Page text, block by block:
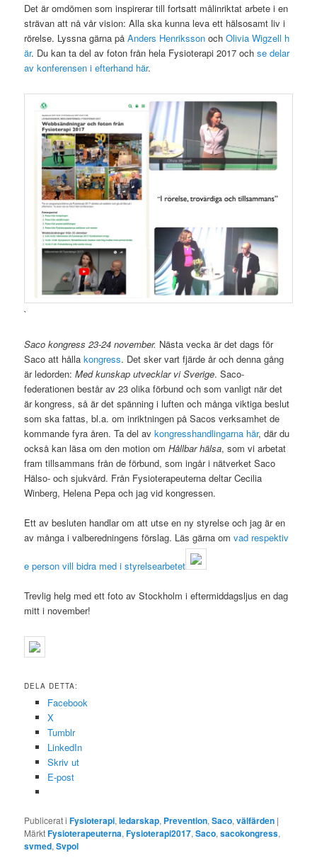
Det är omdömen som inspirerar till fortsatt målinriktat arbete i en
strävan att nå vår vision: Alla ska kunna leva ett hälsosamt liv i
rörelse. Lyssna gärna påAnders Henriksson ochOlivia Wigzell h
är. Du kan ta del av foton från hela Fysioterapi 2017 ochse delar
av konferensen i efterhand här.
`
Saco kongress 23-24 november. Nästa vecka är det dags för
Saco att hållakongress. Det sker vart fjärde år och denna gång
är ledorden:Med kunskap utvecklar vi Sverige. Saco-
federationen består av 23 olika förbund och som vanligt när det
är kongress, så är det spänning i luften och många viktiga beslut
som ska fattas, bl.a. om inriktningen på Sacos verksamhet de
kommande fyra åren. Ta del avkongresshandlingarna här, där du
också kan läsa om den motion omHållbar hälsa, som vi arbetat
fram tillsammans från de förbund, som ingår i nätverket Saco
Hälso- och sjukvård. Från Fysioterapeuterna deltar Cecilia
Winberg, Helena Pepa och jag vid kongressen.
Ett av besluten handlar om att utse en ny styrelse och jag är en
av många i valberedningens förslag. Läs gärna omvad respektiv
e person vill bidra med i styrelsearbetet
Trevlig helg med ett foto av Stockholm i eftermiddagsljus en dag
mitt i november!
DELA DETTA:
Facebook
X
Tumblr
LinkedIn
Skriv ut
E-post
Publicerat i Fysioterapi,ledarskap, Prevention,Saco,välfärden |
MärktFysioterapeuterna,Fysioterapi2017,Saco,sacokongress,
svmed,Svpol